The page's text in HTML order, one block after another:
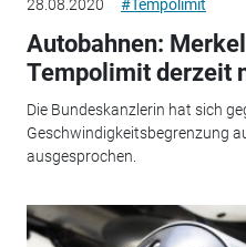
28.08.2020 #Tempolimit
Autobahnen:
Tempolimit derzeit
Die Bundeskanzlerin hat sich
Geschwindigkeitsbegrenzung
ausgesprochen.